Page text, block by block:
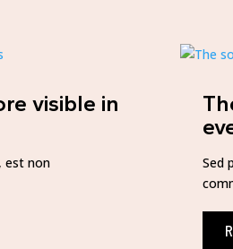
visible in
est non
Sed